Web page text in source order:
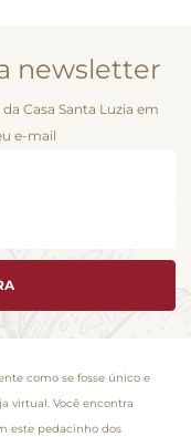
newsletter
Casa Santa Luzia em
e-mail
como se fosse único e
virtual. Você encontra
este pedacinho dos